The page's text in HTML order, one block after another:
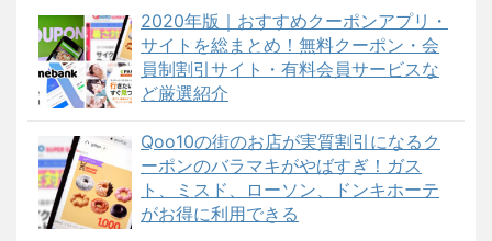
2020年版｜おすすめクーポンアプリ・
サイトを総まとめ！無料クーポン・会
員制割引サイト・有料会員サービスな
ど厳選紹介
Qoo10の街のお店が実質割引になるク
ーポンのバラマキがやばすぎ！ガス
ト、ミスド、ローソン、ドンキホーテ
がお得に利用できる